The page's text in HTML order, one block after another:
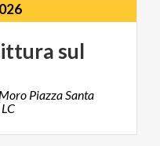
sul
Piazza Santa